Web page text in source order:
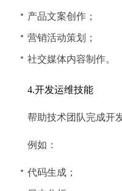
产品文案创作；
营销活动策划；
社交媒体内容制作。
4.开发运维技能
帮助技术团队完成开
例如：
代码生成；